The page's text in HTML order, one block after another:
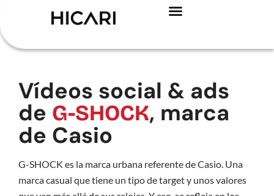
Vídeos social & ads
de G-SHOCK, marca
de Casio
G-SHOCK es la marca urbana referente de Casio. Una
marca casual que tiene un tipo de target y unos valores